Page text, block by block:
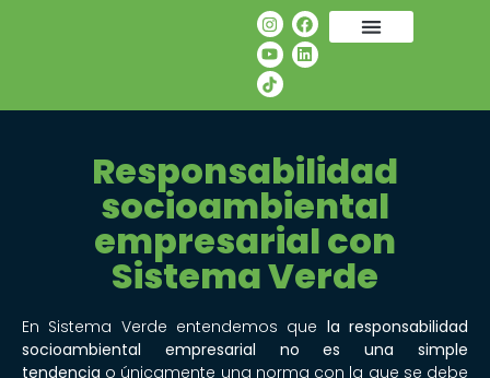
Responsabilidad
socioambiental
empresarial con
Sistema Verde
En Sistema Verde entendemos que la responsabilidad
socioambiental empresarial no es una simple
tendencia o únicamente una norma con la que se debe